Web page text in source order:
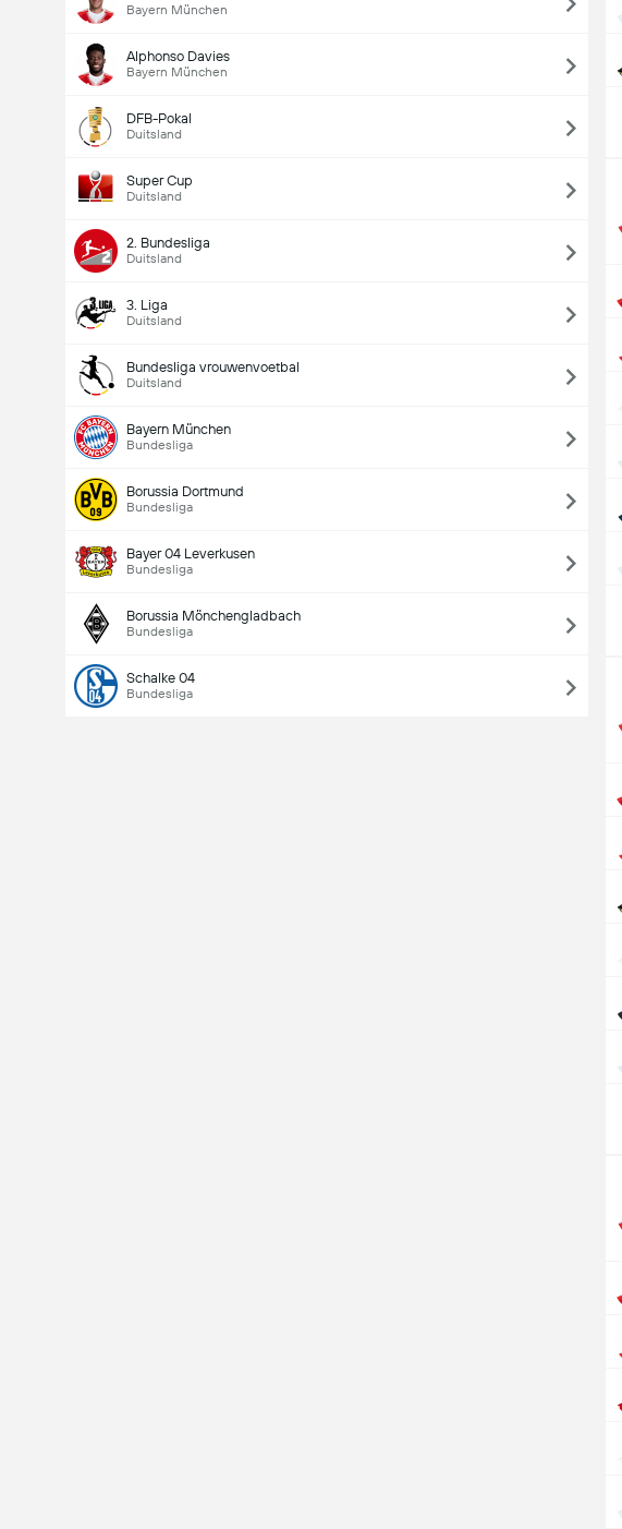
Bayern München
Alphonso Davies
Bayern München
DFB-Pokal
Duitsland
Super Cup
Duitsland
2. Bundesliga
Duitsland
3. Liga
Duitsland
Bundesliga vrouwenvoetbal
Duitsland
Bayern München
Bundesliga
Borussia Dortmund
Bundesliga
Bayer 04 Leverkusen
Bundesliga
Borussia Mönchengladbach
Bundesliga
Schalke 04
Bundesliga